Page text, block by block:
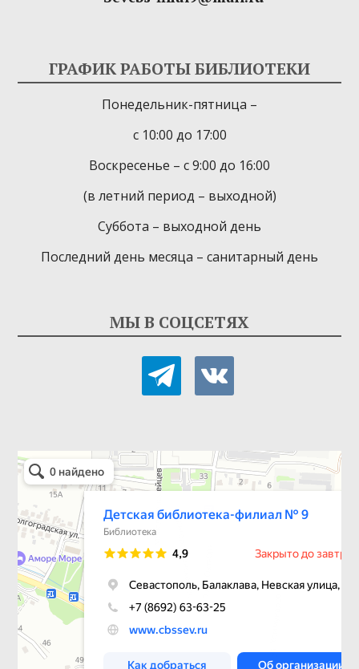
ГРАФИК РАБОТЫ БИБЛИОТЕКИ
Понедельник-пятница –
с 10:00 до 17:00
Воскресенье – с 9:00 до 16:00
(в летний период – выходной)
Суббота – выходной день
Последний день месяца – санитарный день
МЫ В СОЦСЕТЯХ
telegram vkontakte
Детская библиотека-филиал № 9
Библиотека в Севастополе